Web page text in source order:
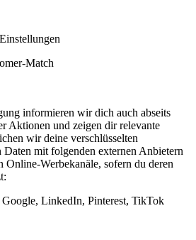
Match
informieren wir dich auch abseits
Aktionen und zeigen dir relevante
wir deine verschlüsselten
Daten mit folgenden externen Anbietern
Online-Werbekanäle, sofern du deren
LinkedIn, Pinterest, TikTok